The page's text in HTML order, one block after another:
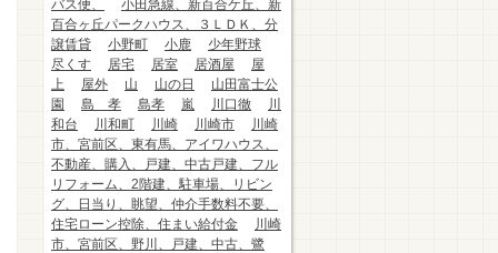
バス便、
小田急線、新百合ケ丘、新
百合ヶ丘パークハウス、３ＬＤＫ、分
譲賃貸
小野町 小鹿
少年野球
尽くす
居宅 居室 居酒屋
屋
上
屋外 山 山の日
山田富士公
園
島 孝 島孝 嵐 川口徹
川
和台
川和町 川崎 川崎市
川崎
市、宮前区、東有馬、アイワハウス、
不動産、購入、戸建、中古戸建、フル
リフォーム、2階建、駐車場、リビン
グ、日当り、眺望、仲介手数料不要、
住宅ローン控除、住まい給付金
川崎
市、宮前区、野川、戸建、中古、鷺